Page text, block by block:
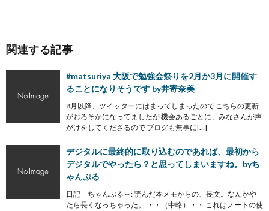
関連する記事
#matsuriya 大阪で勉強会祭りを2月か3月に開催す
ることになりそうです by井寄奈美
8月以降、ツイッターにはまってしまったので こちらの更新
がおろそかになってましたが 機会あるごとに、みなさんが声
がけをしてくださるので ブログも無事に[…]
デジタルに最終的に取り込むのであれば、最初から
デジタルでやったら？と思ってしまいますね。byち
ゃんぷる
日記 ちゃんぷる～: 読んだ本メモからの、長文。なんかや
たら長くなっちゃった。 ・・（中略）・・ これはノートの使